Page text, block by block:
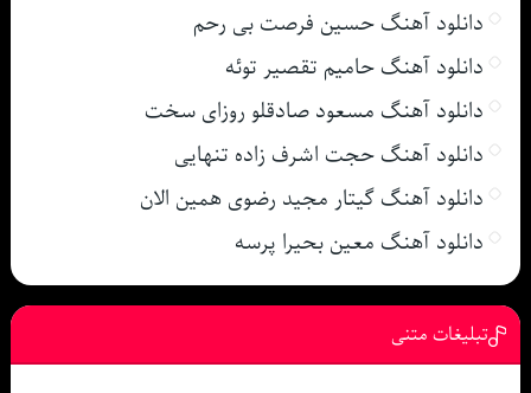
دانلود آهنگ حسین فرصت بی رحم
دانلود آهنگ حامیم تقصیر توئه
دانلود آهنگ مسعود صادقلو روزای سخت
دانلود آهنگ حجت اشرف زاده تنهایی
دانلود آهنگ گیتار مجید رضوی همین الان
دانلود آهنگ معین بحیرا پرسه
تبلیغات متنی